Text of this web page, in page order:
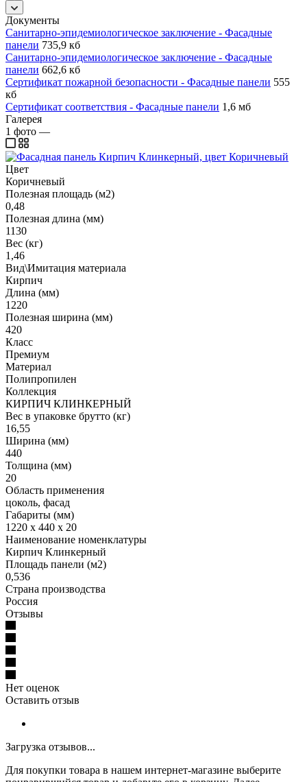
Документы
Санитарно-эпидемиологическое заключение - Фасадные
панели 735,9 кб
Санитарно-эпидемиологическое заключение - Фасадные
панели 662,6 кб
Сертификат пожарной безопасности - Фасадные панели 555
кб
Сертификат соответствия - Фасадные панели 1,6 мб
Галерея
1 фото —
Цвет
Коричневый
Полезная площадь (м2)
0,48
Полезная длина (мм)
1130
Вес (кг)
1,46
Вид\Имитация материала
Кирпич
Длина (мм)
1220
Полезная ширина (мм)
420
Класс
Премиум
Материал
Полипропилен
Коллекция
КИРПИЧ КЛИНКЕРНЫЙ
Вес в упаковке брутто (кг)
16,55
Ширина (мм)
440
Толщина (мм)
20
Область применения
цоколь, фасад
Габариты (мм)
1220 x 440 x 20
Наименование номенклатуры
Кирпич Клинкерный
Площадь панели (м2)
0,536
Страна производства
Россия
Отзывы
Нет оценок
Оставить отзыв
Загрузка отзывов...
Для покупки товара в нашем интернет-магазине выберите